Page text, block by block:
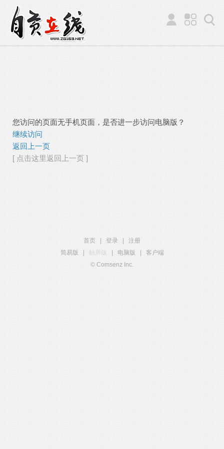
您访问的页面无手机页面，是否进一步访问电脑版？
继续访问
返回上一页
[ 点击这里返回上一页 ]
首页 登录
注册
简易版
触屏版 电脑版
客户端
© Comsenz Inc.